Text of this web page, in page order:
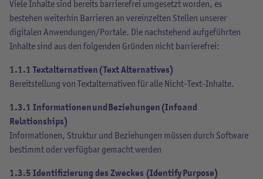
Viele Inhalte sind bereits barrierefrei umgesetzt worden, es
bestehen weiterhin Barrieren an vereinzelten Stellen unserer
digitalen Anwendungen/Portale. Die nachstehend aufgeführten
Inhalte sind aus den folgenden Gründen nicht barrierefrei:
1.1.1 Textalternativen (Text Alternatives)
Bereitstellung von Textalternativen für alle Nicht-Text-Inhalte.
1.3.1 Informationen und Beziehungen (Info and
Relationships)
Informationen, Struktur und Beziehungen müssen durch Software
bestimmt oder verfügbar gemacht werden
1.3.5 Identifizierung des Zweckes (Identify Purpose)